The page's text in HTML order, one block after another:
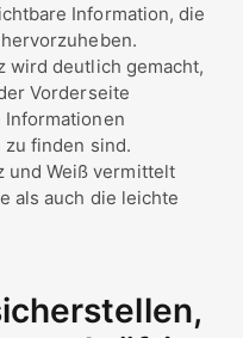
Information, die
wird deutlich gemacht,
Vorderseite
finden sind.
und Weiß vermittelt
als auch die leichte